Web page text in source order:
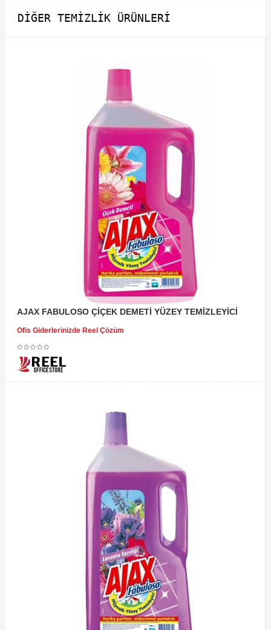
DIĞER TEMIZLIK ÜRÜNLERI
AJAX FABULOSO ÇİÇEK DEMETİ YÜZEY TEMİZLEYİCİ
Ofis Giderlerinizde Reel Çözüm